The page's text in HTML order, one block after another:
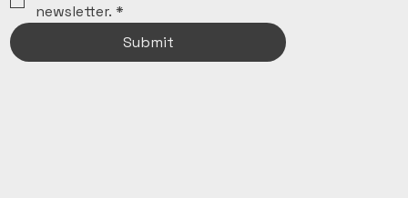
newsletter. *
Submit